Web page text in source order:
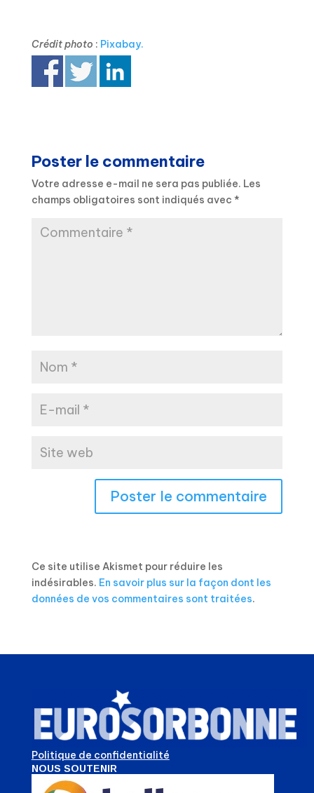
Crédit photo : Pixabay.
Poster le commentaire
Votre adresse e-mail ne sera pas publiée. Les
champs obligatoires sont indiqués avec *
Ce site utilise Akismet pour réduire les
indésirables. En savoir plus sur la façon dont les
données de vos commentaires sont traitées.
Politique de confidentialité
NOUS SOUTENIR